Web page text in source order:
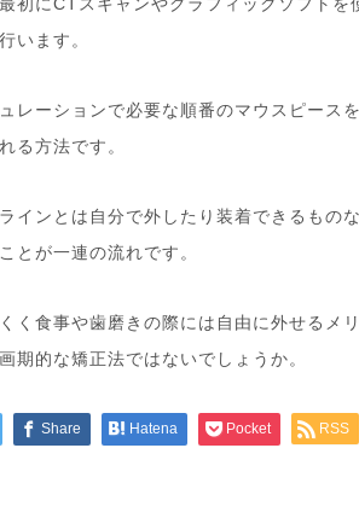
います。
レーションで必要な順番のマウスピース
る方法です。
インとは自分で外したり装着できるもの
とが一連の流れです。
く食事や歯磨きの際には自由に外せるメ
期的な矯正法ではないでしょうか。
Share Hatena Pocket RSS